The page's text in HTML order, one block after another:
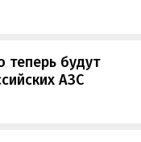
теперь будут
АЗС